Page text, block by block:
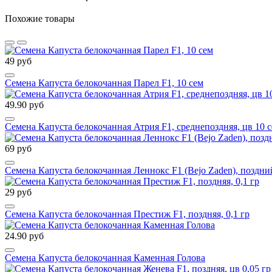
Похожие товары
49 руб
Семена Капуста белокочанная Парел F1, 10 сем
49.90 руб
Семена Капуста белокочанная Атрия F1, среднепоздняя, цв 10
69 руб
Семена Капуста белокочанная Леннокс F1 (Bejo Zaden),
29 руб
Семена Капуста белокочанная Престиж F1, поздняя, 0,1 гр
24.90 руб
Семена Капуста белокочанная Каменная Голова